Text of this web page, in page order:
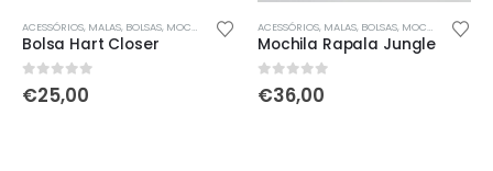
ACESSÓRIOS, MALAS, BOLSAS, MOCHILAS & SACOS
Bolsa Hart Closer
0out of 5
€25,00
ACESSÓRIOS, MALAS, BOLSAS, MOCHILAS & SACOS
Mochila Rapala Jungle
0out of 5
€36,00